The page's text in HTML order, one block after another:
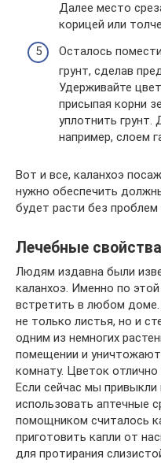
Далее место
корицей или
Осталось
грунт, сделав
Удерживайте
присыпая корни
уплотнить грунт.
например, слоем
Вот и все, каланхоэ
нужно обеспечить
будет расти без проблем
Лечебные свойства
Людям издавна были
каланхоэ. Именно по
встретить в любом
не только листья, но и
одним из немногих
помещении и
комнату. Цветок отлично
Если сейчас мы
использовать аптечные
помощником считалось
приготовить капли от
для протирания